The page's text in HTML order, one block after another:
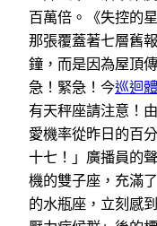
百萬倍。《失控的
那張覆蓋著七層舊
鐘，而是因為屋頂
急！緊急！今巡迴
有天秤座請注意！
愛機率從昨日的百
十七！」廣播員的
機的雙子座，充滿
的水瓶座，立刻感